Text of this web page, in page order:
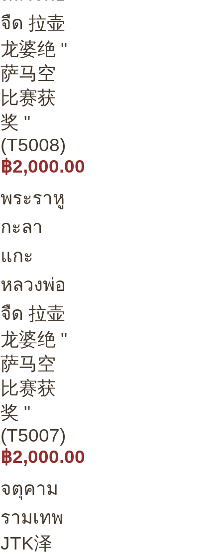
จืด 拉壶
龙婆绝 "
萨马空
比赛获
奖 "
(T5008)
฿2,000.00
พระราหู
กะลา
แกะ
หลวงพ่อ
จืด 拉壶
龙婆绝 "
萨马空
比赛获
奖 "
(T5007)
฿2,000.00
จตุคาม
รามเทพ
JTK泽